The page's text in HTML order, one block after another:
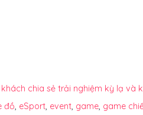
khách chia sẻ trải nghiệm kỳ lạ
đồ eSport event game game